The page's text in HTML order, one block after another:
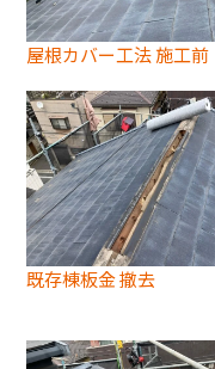
屋根カバー工法 施工前
既存棟板金 撤去